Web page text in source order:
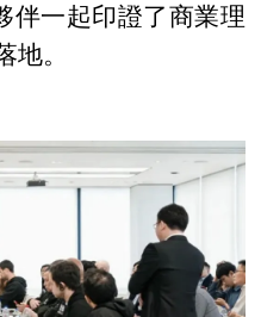
伴一起印證了商業理
地。